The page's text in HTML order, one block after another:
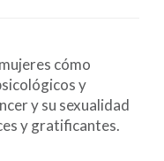
cómo
y
y su sexualidad
y gratificantes.